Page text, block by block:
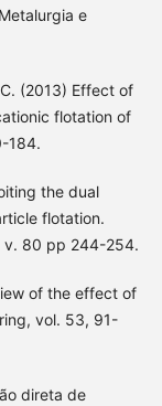
e
C. (2013) Effect of
flotation of
184.
the dual
flotation.
v. 80 pp 244-254.
of the effect of
vol. 53, 91-
direta de